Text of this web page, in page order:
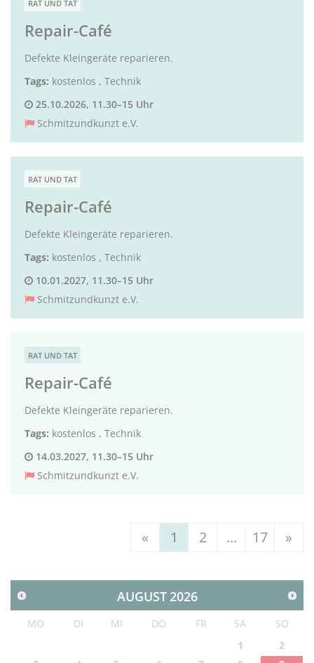
RAT UND TAT
Repair-Café
Defekte Kleingeräte reparieren.
Tags: kostenlos , Technik
25.10.2026, 11.30–15 Uhr
Schmitzundkunzt e.V.
RAT UND TAT
Repair-Café
Defekte Kleingeräte reparieren.
Tags: kostenlos , Technik
10.01.2027, 11.30–15 Uhr
Schmitzundkunzt e.V.
RAT UND TAT
Repair-Café
Defekte Kleingeräte reparieren.
Tags: kostenlos , Technik
14.03.2027, 11.30–15 Uhr
Schmitzundkunzt e.V.
« 1 2 ... 17 »
AUGUST 2026
MO DI MI DO FR SA
SO
1
2